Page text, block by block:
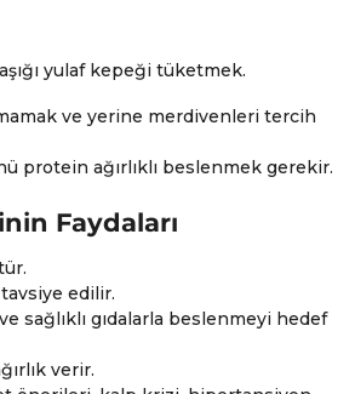
yulaf kepeği tüketmek.
ve yerine merdivenleri tercih
protein ağırlıklı beslenmek gerekir.
Faydaları
edilir.
sağlıklı gıdalarla beslenmeyi hedef
verir.